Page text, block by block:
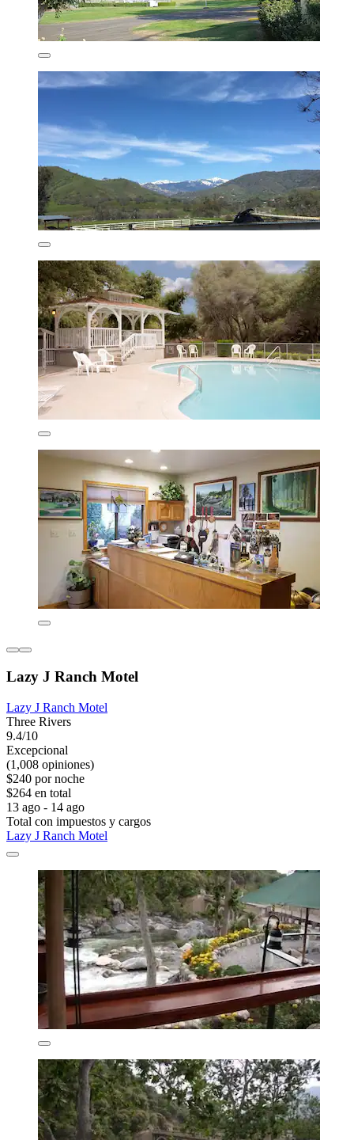
Lazy J Ranch Motel
Lazy J Ranch Motel
Three Rivers
9.4/10
Excepcional
(1,008 opiniones)
$240 por noche
$264 en total
13 ago - 14 ago
Total con impuestos y cargos
Lazy J Ranch Motel